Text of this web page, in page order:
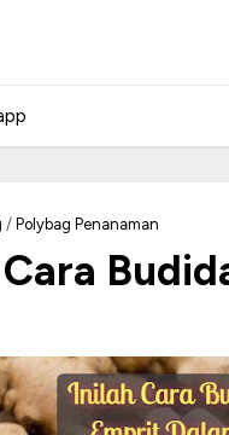
/ Polybag Penanaman